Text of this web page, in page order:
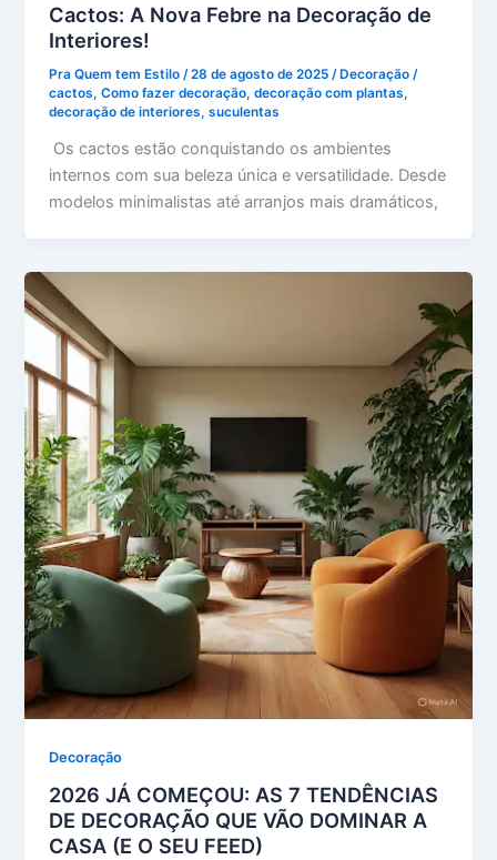
Cactos: A Nova Febre na Decoração de
Interiores!
Pra Quem tem Estilo /28 de agosto de 2025 /Decoração /
cactos,Como fazer decoração,decoração com plantas,
decoração de interiores,suculentas
Os cactos estão conquistando os ambientes
internos com sua beleza única e versatilidade. Desde
modelos minimalistas até arranjos mais dramáticos,
Decoração
2026 JÁ COMEÇOU: AS 7 TENDÊNCIAS
DE DECORAÇÃO QUE VÃO DOMINAR A
CASA (E O SEU FEED)